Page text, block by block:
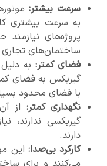
سرعت بیشتر:
به سرعت بیشتری
پروژه‌های
ساختمان‌های تجاری
فضای کمتر: به
گیربکس به فضای
با فضای محدود
نگهداری کمتر: از
گیربکسی ندارند،
دارند.
کارکرد بی‌صدا: این